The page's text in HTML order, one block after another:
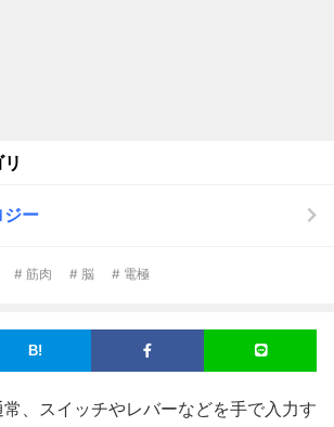
ジー
# 筋肉 # 脳 # 電極
、スイッチやレバーなどを手で入力す